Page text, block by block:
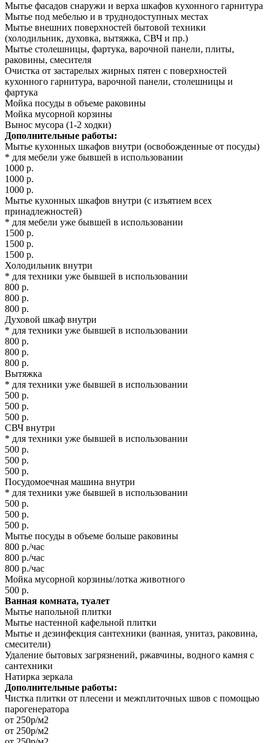
Мытье фасадов снаружи и верха шкафов кухонного гарнитура
Мытье под мебелью и в труднодоступных местах
Мытье внешних поверхностей бытовой техники
(холодильник, духовка, вытяжка, СВЧ и пр.)
Мытье столешницы, фартука, варочной панели, плиты,
раковины, смесителя
Очистка от застарелых жирных пятен с поверхностей
кухонного гарнитура, варочной панели, столешницы и
фартука
Мойка посуды в объеме раковины
Мойка мусорной корзины
Вынос мусора (1-2 ходки)
Дополнительные работы:
Мытье кухонных шкафов внутри (освобожденные от посуды)
* для мебели уже бывшей в использовании
1000 р.
1000 р.
1000 р.
Мытье кухонных шкафов внутри (с изъятием всех
принадлежностей)
* для мебели уже бывшей в использовании
1500 р.
1500 р.
1500 р.
Холодильник внутри
* для техники уже бывшей в использовании
800 р.
800 р.
800 р.
Духовой шкаф внутри
* для техники уже бывшей в использовании
800 р.
800 р.
800 р.
Вытяжка
* для техники уже бывшей в использовании
500 р.
500 р.
500 р.
СВЧ внутри
* для техники уже бывшей в использовании
500 р.
500 р.
500 р.
Посудомоечная машина внутри
* для техники уже бывшей в использовании
500 р.
500 р.
500 р.
Мытье посуды в объеме больше раковины
800 р./час
800 р./час
800 р./час
Мойка мусорной корзины/лотка животного
500 р.
Ванная комната, туалет
Мытье напольной плитки
Мытье настенной кафельной плитки
Мытье и дезинфекция сантехники (ванная, унитаз, раковина,
смесители)
Удаление бытовых загрязнений, ржавчины, водного камня с
сантехники
Натирка зеркала
Дополнительные работы:
Чистка плитки от плесени и межплиточных швов с помощью
парогенератора
от 250р/м2
от 250р/м2